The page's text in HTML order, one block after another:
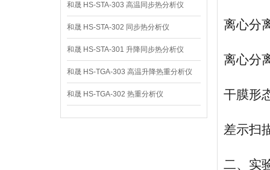
和晟 HS-STA-303 高温同步热分析仪
和晟 HS-STA-302 同步热分析仪
和晟 HS-STA-301 升降同步热分析仪
和晟 HS-TGA-303 高温升降热重分析仪
和晟 HS-TGA-302 热重分析仪
离心分
离心分
干膜形
差示扫
二、实